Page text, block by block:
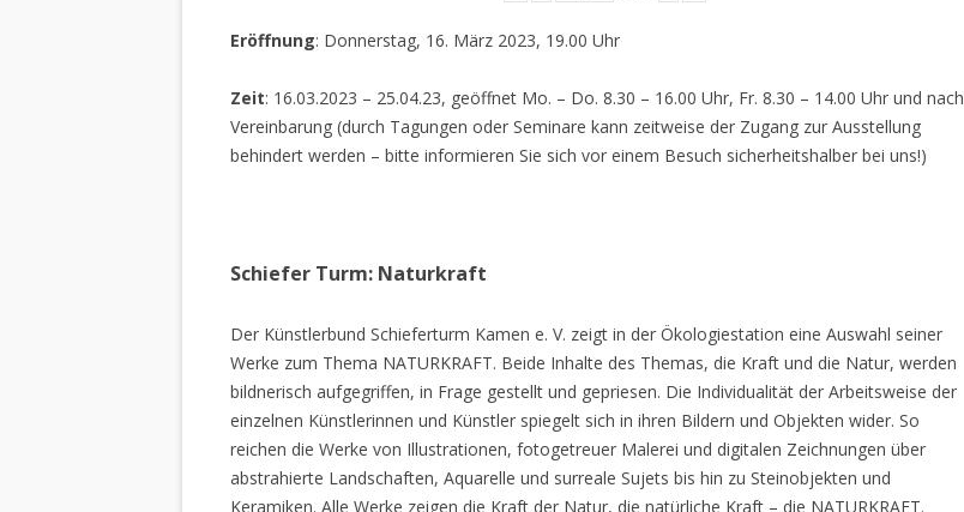
Eröffnung: Donnerstag, 16. März 2023, 19.00 Uhr
Zeit: 16.03.2023 – 25.04.23, geöffnet Mo. – Do. 8.30 – 16.00 Uhr, Fr. 8.30 – 14.00 Uhr und nach
Vereinbarung (durch Tagungen oder Seminare kann zeitweise der Zugang zur Ausstellung
behindert werden – bitte informieren Sie sich vor einem Besuch sicherheitshalber bei uns!)
Schiefer Turm: Naturkraft
Der Künstlerbund Schieferturm Kamen e. V. zeigt in der Ökologiestation eine Auswahl seiner
Werke zum Thema NATURKRAFT. Beide Inhalte des Themas, die Kraft und die Natur, werden
bildnerisch aufgegriffen, in Frage gestellt und gepriesen. Die Individualität der Arbeitsweise der
einzelnen Künstlerinnen und Künstler spiegelt sich in ihren Bildern und Objekten wider. So
reichen die Werke von Illustrationen, fotogetreuer Malerei und digitalen Zeichnungen über
abstrahierte Landschaften, Aquarelle und surreale Sujets bis hin zu Steinobjekten und
Keramiken. Alle Werke zeigen die Kraft der Natur, die natürliche Kraft – die NATURKRAFT.